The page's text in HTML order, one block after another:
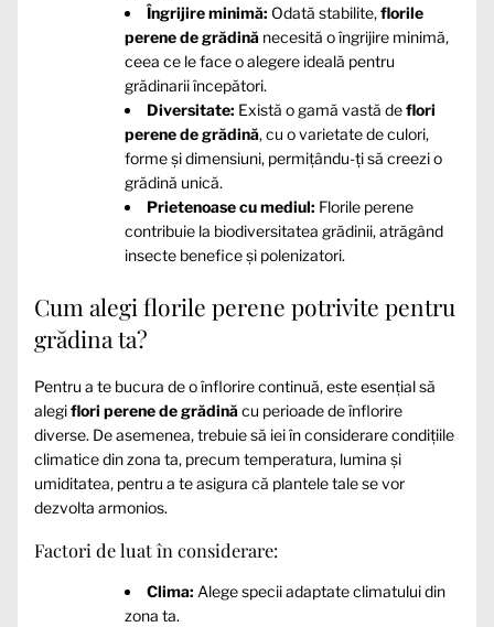
Îngrijire minimă: Odată stabilite,florile
perene de grădină necesită o îngrijire minimă,
ceea ce le face o alegere ideală pentru
grădinarii începători.
Diversitate: Există o gamă vastă deflori
perene de grădină, cu o varietate de culori,
forme și dimensiuni, permițându-ți să creezi o
grădină unică.
Prietenoase cu mediul: Florile perene
contribuie la biodiversitatea grădinii, atrăgând
insecte benefice și polenizatori.
Cum alegi florile perene potrivite pentru
grădina ta?
Pentru a te bucura de o înflorire continuă, este esențial să
alegiflori perene de grădinăcu perioade de înflorire
diverse. De asemenea, trebuie să iei în considerare condițiile
climatice din zona ta, precum temperatura, lumina și
umiditatea, pentru a te asigura că plantele tale se vor
dezvolta armonios.
Factori de luat în considerare:
Clima: Alege specii adaptate climatului din
zona ta.